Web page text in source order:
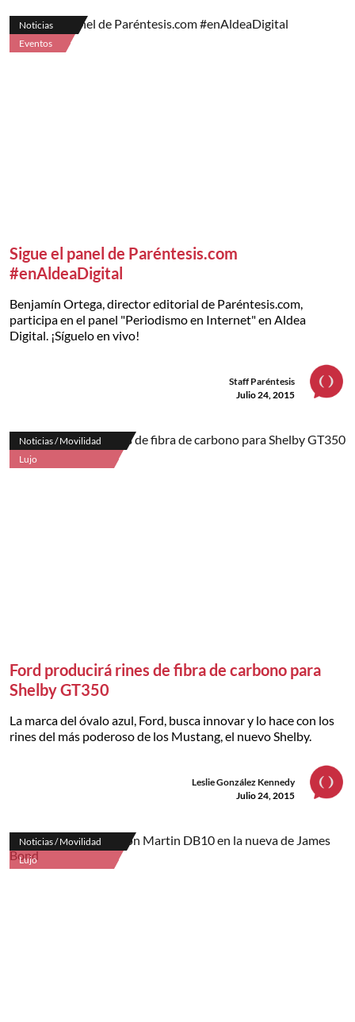
Noticias
Eventos
Sigue el panel de Paréntesis.com
#enAldeaDigital
Benjamín Ortega, director editorial de Paréntesis.com,
participa en el panel "Periodismo en Internet" en Aldea
Digital. ¡Síguelo en vivo!
Staff Paréntesis
Julio 24, 2015
Noticias / Movilidad
Lujo
Ford producirá rines de fibra de carbono para
Shelby GT350
La marca del óvalo azul, Ford, busca innovar y lo hace con los
rines del más poderoso de los Mustang, el nuevo Shelby.
Leslie González Kennedy
Julio 24, 2015
Noticias / Movilidad
Lujo